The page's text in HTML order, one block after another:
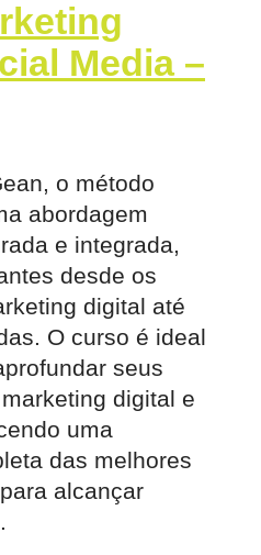
Media –
o método
abordagem
e integrada,
desde os
digital até
O curso é ideal
seus
digital e
uma
das melhores
alcançar